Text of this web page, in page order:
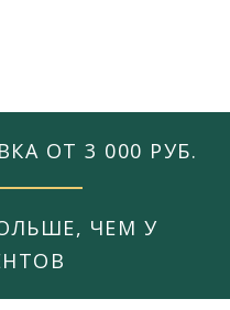
ОТ 3 000 РУБ.
ЧЕМ У